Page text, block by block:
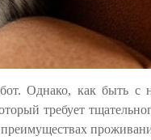
Однако, как быть
требует